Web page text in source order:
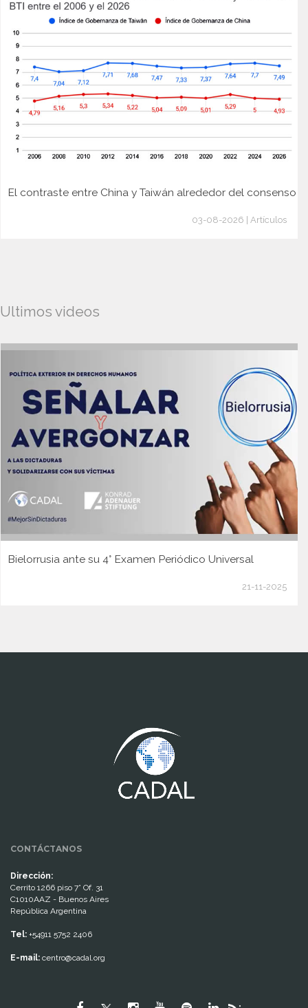
El contraste entre China y Taiwán alrededor del consenso
03-08-2026 | Artículos
Ultimos videos
Bielorrusia ante su 4° Examen Periódico Universal
21-11-2025
CONTÁCTANOS
Dirección:
Cerrito 1266 piso 7° Of. 31
C1010AAZ - Buenos Aires
República Argentina
Tel: +54911 5752 2406
E-mail: centro@cadal.org